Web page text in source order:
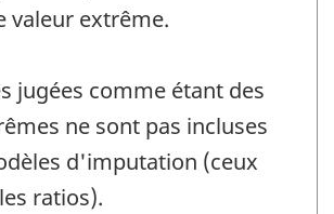
valeur extrême.
jugées comme étant des
ne sont pas incluses
d'imputation (ceux
ratios).